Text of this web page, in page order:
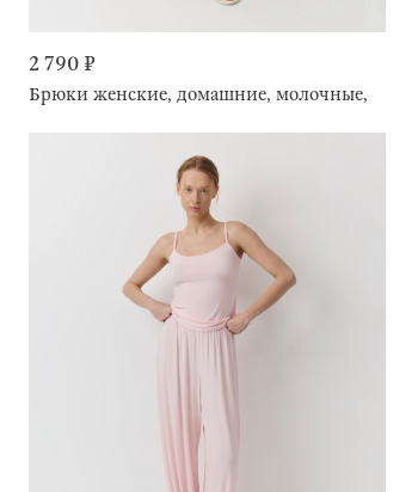
2 790 ₽
Брюки женские, домашние, молочные, Allison